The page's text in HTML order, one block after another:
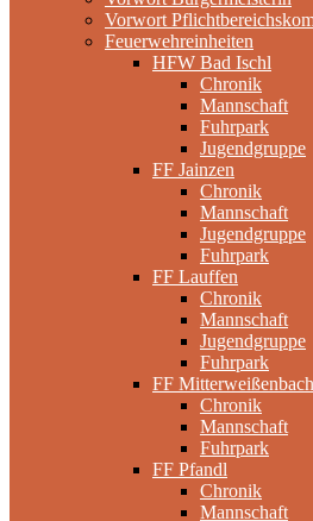
Vorwort
Feuerwehreinheiten
HFW Bad Ischl
Chronik
Mannschaft
Fuhrpark
Jugendgruppe
FF Jainzen
Chronik
Mannschaft
Jugendgruppe
Fuhrpark
FF Lauffen
Chronik
Mannschaft
Jugendgruppe
Fuhrpark
FF Mitterweißenbach
Chronik
Mannschaft
Fuhrpark
FF Pfandl
Chronik
Mannschaft